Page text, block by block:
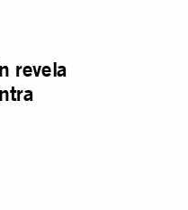
revela